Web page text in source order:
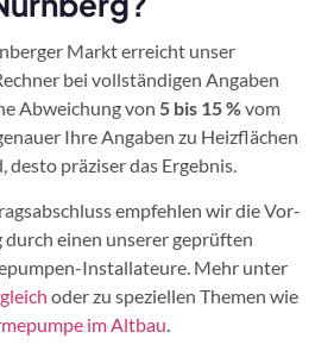
Markt erreicht unser
bei vollständigen Angaben
Abweichung von 5 bis 15 %vom
Ihre Angaben zu Heizflächen
desto präziser das Ergebnis.
empfehlen wir die Vor-
einen unserer geprüften
Installateure. Mehr unter
oder zu speziellen Themen wie
im Altbau.